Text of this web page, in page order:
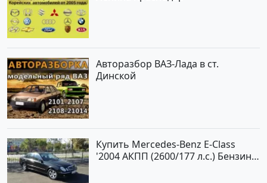
Авторазбор ВАЗ-Лада в ст.
Динской
Купить Mercedes-Benz E-Class
'2004 АКПП (2600/177 л.с.) Бензин